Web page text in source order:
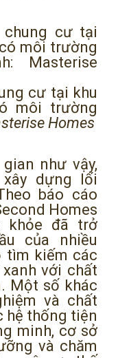
cư tại khu
môi trường
Homes
như vậy,
dựng lối
báo cáo
Homes
khỏe đã trở
của nhiều
tìm kiếm các
với chất
Một số khác
và chất
hệ thống tiện
minh, cơ sở
và chăm